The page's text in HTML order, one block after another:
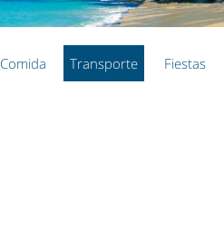
Comida Transporte Fiestas